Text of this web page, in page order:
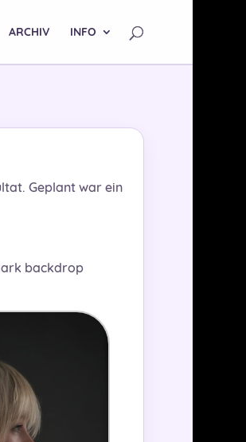
ARCHIV INFO
Geplant war ein
backdrop